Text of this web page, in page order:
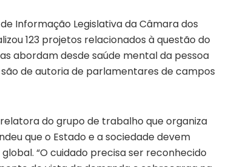
Informação Legislativa da Câmara dos
123 projetos relacionados à questão do
abordam desde saúde mental da pessoa
de autoria de parlamentares de campos
do grupo de trabalho que organiza
que o Estado e a sociedade devem
“O cuidado precisa ser reconhecido